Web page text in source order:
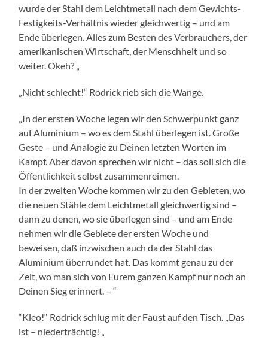
wurde der Stahl dem Leichtmetall nach dem Gewichts-
Festigkeits-Verhältnis wieder gleichwertig – und am
Ende überlegen. Alles zum Besten des Verbrauchers, der
amerikanischen Wirtschaft, der Menschheit und so
weiter. Okeh? „
„Nicht schlecht!“ Rodrick rieb sich die Wange.
„In der ersten Woche legen wir den Schwerpunkt ganz
auf Aluminium – wo es dem Stahl überlegen ist. Große
Geste – und Analogie zu Deinen letzten Worten im
Kampf. Aber davon sprechen wir nicht – das soll sich die
Öffentlichkeit selbst zusammenreimen.
In der zweiten Woche kommen wir zu den Gebieten, wo
die neuen Stähle dem Leichtmetall gleichwertig sind –
dann zu denen, wo sie überlegen sind – und am Ende
nehmen wir die Gebiete der ersten Woche und
beweisen, daß inzwischen auch da der Stahl das
Aluminium überrundet hat. Das kommt genau zu der
Zeit, wo man sich von Eurem ganzen Kampf nur noch an
Deinen Sieg erinnert. – “
“Kleo!“ Rodrick schlug mit der Faust auf den Tisch. „Das
ist – niederträchtig! „